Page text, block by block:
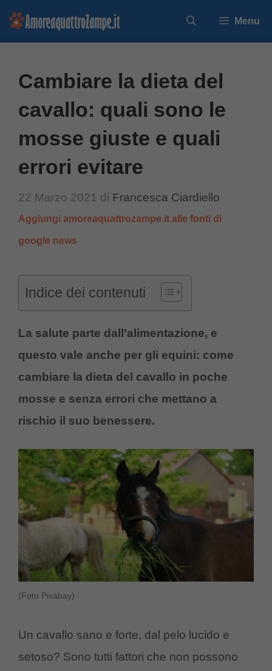
Vai
Menu
Cambiare la dieta del
cavallo: quali sono le
mosse giuste e quali
errori evitare
22 Marzo 2021 di Francesca Ciardiello
Aggiungi amoreaquattrozampe.it alle fonti di
google news
Indice dei contenuti
La salute parte dall’alimentazione, e
questo vale anche per gli equini: come
cambiare la dieta del cavallo in poche
mosse e senza errori che mettano a
rischio il suo benessere.
(Foto Pixabay)
Un cavallo sano e forte, dal pelo lucido e
setoso? Sono tutti fattori che non possono